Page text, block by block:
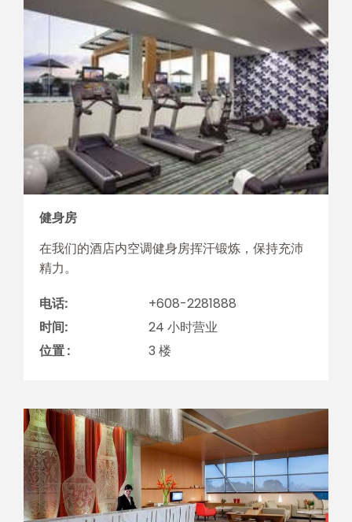
健身房
在我们的酒店内空调健身房挥汗锻炼，保持充沛
精力。
电话:
+608-2281888
时间:
24 小时营业
位置 :
3 楼